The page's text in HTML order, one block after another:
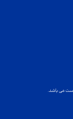
می باشد.